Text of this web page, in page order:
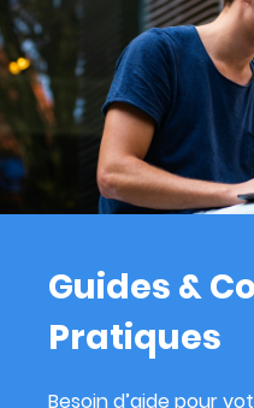
Guides &
Pratiques
Besoin d’aide pour